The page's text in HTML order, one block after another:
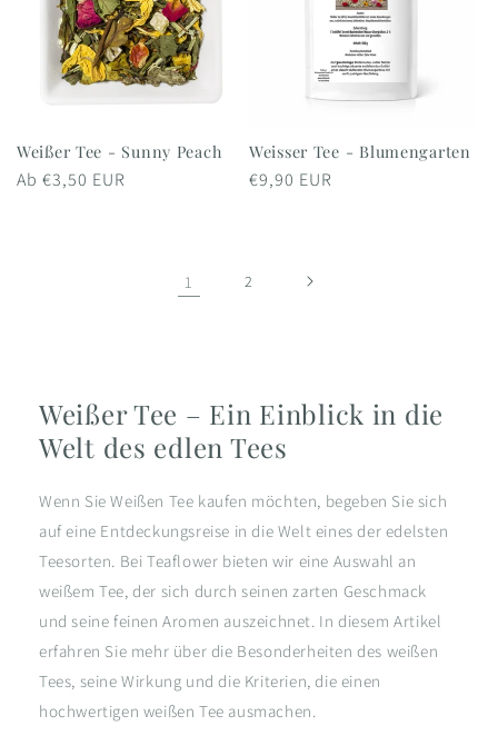
Weißer Tee - Sunny Peach
Normaler
Ab €3,50 EUR
Weisser Tee - Blumengarten
Normaler
€9,90 EUR
1 2
Weißer Tee – Ein Einblick in die
Welt des edlen Tees
Wenn Sie Weißen Tee kaufen möchten, begeben Sie sich
auf eine Entdeckungsreise in die Welt eines der edelsten
Teesorten. Bei Teaflower bieten wir eine Auswahl an
weißem Tee, der sich durch seinen zarten Geschmack
und seine feinen Aromen auszeichnet. In diesem Artikel
erfahren Sie mehr über die Besonderheiten des weißen
Tees, seine Wirkung und die Kriterien, die einen
hochwertigen weißen Tee ausmachen.